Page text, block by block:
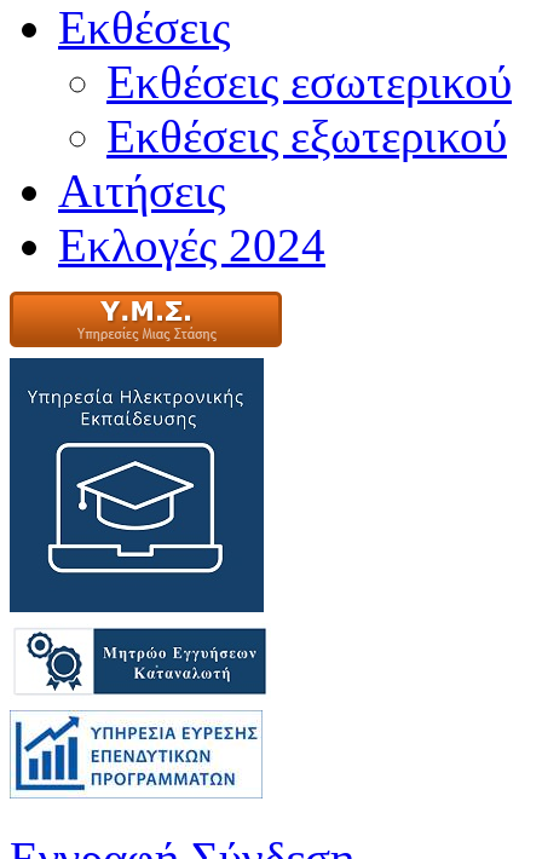
Εκθέσεις
Εκθέσεις εσωτερικού
Εκθέσεις εξωτερικού
Αιτήσεις
Εκλογές 2024